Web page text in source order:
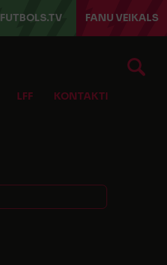
FUTBOLS.TV FANU VEIKALS
LFF KONTAKTI